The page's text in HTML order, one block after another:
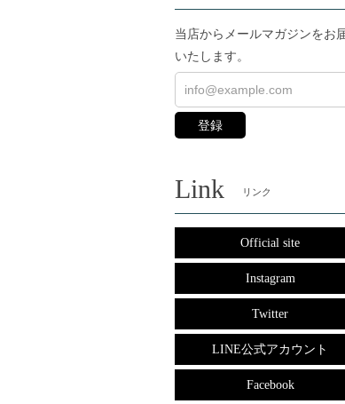
当店からメールマガジンをお
いたします。
登録
Link リンク
Official site
Instagram
Twitter
LINE公式アカウント
Facebook